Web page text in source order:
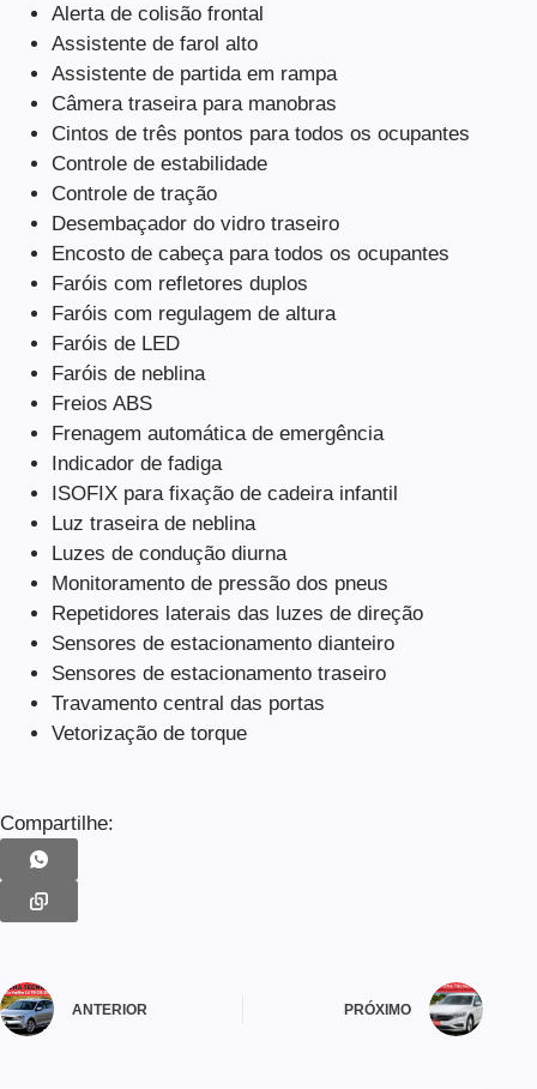
Alerta de colisão frontal
Assistente de farol alto
Assistente de partida em rampa
Câmera traseira para manobras
Cintos de três pontos para todos os ocupantes
Controle de estabilidade
Controle de tração
Desembaçador do vidro traseiro
Encosto de cabeça para todos os ocupantes
Faróis com refletores duplos
Faróis com regulagem de altura
Faróis de LED
Faróis de neblina
Freios ABS
Frenagem automática de emergência
Indicador de fadiga
ISOFIX para fixação de cadeira infantil
Luz traseira de neblina
Luzes de condução diurna
Monitoramento de pressão dos pneus
Repetidores laterais das luzes de direção
Sensores de estacionamento dianteiro
Sensores de estacionamento traseiro
Travamento central das portas
Vetorização de torque
Compartilhe:
ANTERIOR PRÓXIMO